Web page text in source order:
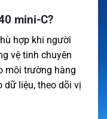
mini-C?
hợp khi người
vệ tinh chuyên
môi trường hàng
dữ liệu, theo dõi vị